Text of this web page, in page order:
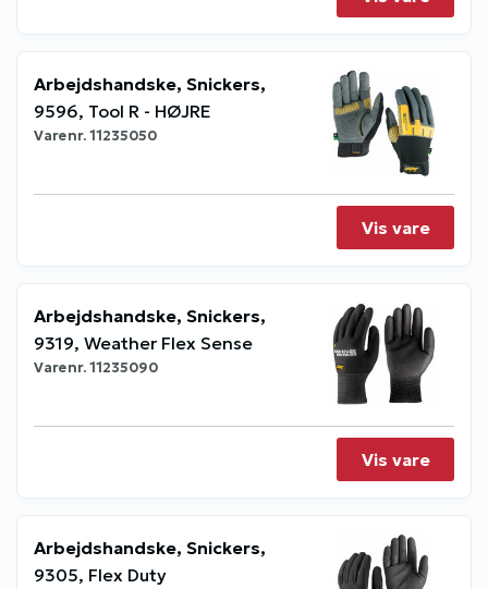
Arbejdshandske, Snickers,
9596, Tool R - HØJRE
Varenr.11235050
Vis vare
Arbejdshandske, Snickers,
9319, Weather Flex Sense
Varenr.11235090
Vis vare
Arbejdshandske, Snickers,
9305, Flex Duty